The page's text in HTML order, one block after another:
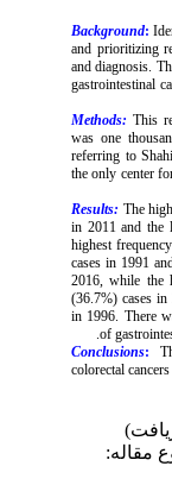
Background:
and
and diagnosis.
Methods:This
was one
referring to
the only
Results: The
in 2011 and
highest
cases in 1991
2016, while
(36.7%)
in 1996.
of
Conclusions :
colorectal